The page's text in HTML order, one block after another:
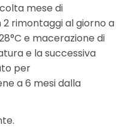
mese di
rimontaggi al giorno a
e macerazione di
e la successiva
per
a 6 mesi dalla